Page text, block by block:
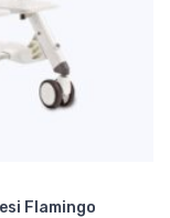
Flamingo